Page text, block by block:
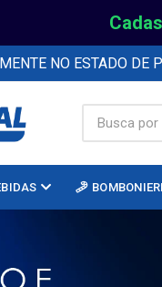
NO ESTADO DE